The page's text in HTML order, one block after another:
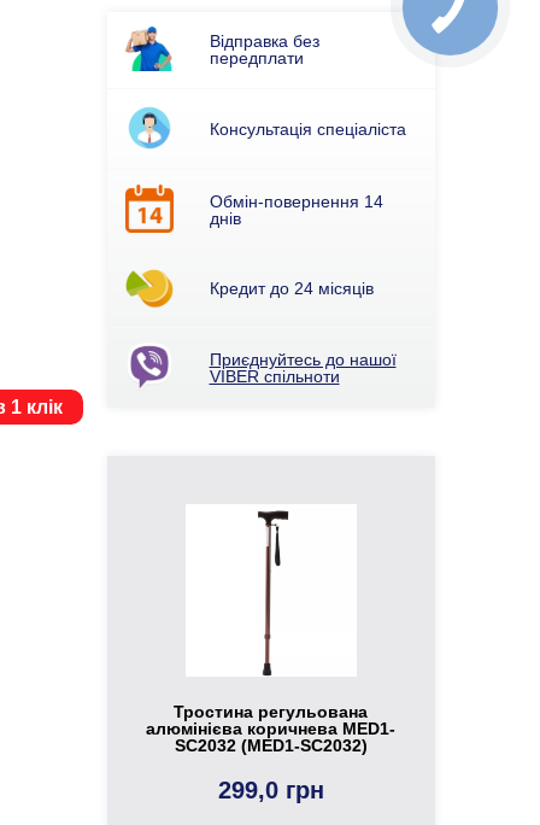
1 клік
Відправка без
передплати
Консультація спеціаліста
Обмін-повернення 14
днів
Кредит до 24 місяців
Приєднуйтесь до нашої
VIBER спільноти
Тростина регульована
алюмінієва коричнева MED1-
SC2032 (MED1-SC2032)
299,0 грн